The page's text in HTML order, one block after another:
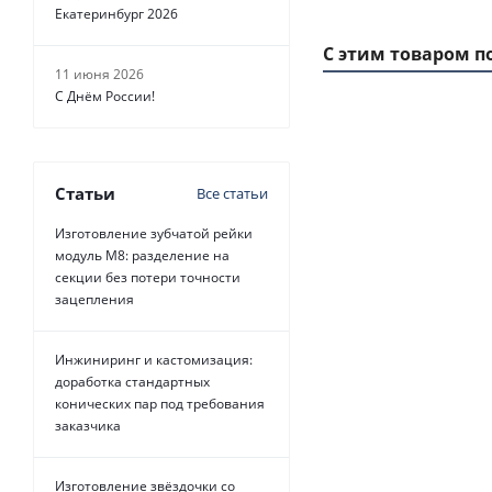
С этим товаром
Екатеринбург 2026
11 июня 2026
С Днём России!
Статьи Все статьи
Изготовление зубчатой рейки
модуль М8: разделение на
секции без потери точности
зацепления
Инжиниринг и кастомизация:
доработка стандартных
конических пар под требования
заказчика
Изготовление звёздочки со